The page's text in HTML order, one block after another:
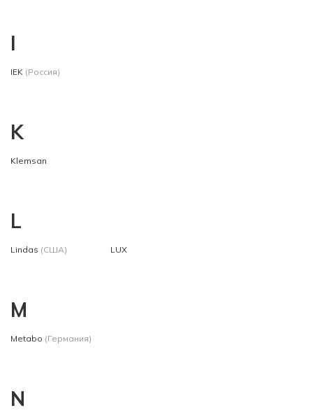
I
IEK (Россия)
K
Klemsan
L
Lindas (США) LUX
M
Metabo (Германия)
N